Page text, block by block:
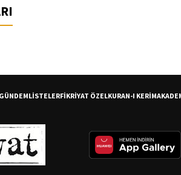
LİSTELERFİKRİYAT ÖZELKURAN-I KERİM